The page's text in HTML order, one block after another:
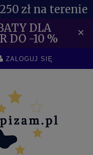
zł na terenie
DLA
DO -10 % ×
ZALOGUJ SIĘ